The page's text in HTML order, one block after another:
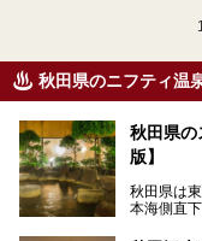
1
秋田県のニフティ温
秋田県の
版】
秋田県は
本海側直